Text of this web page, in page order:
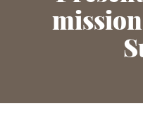
mission